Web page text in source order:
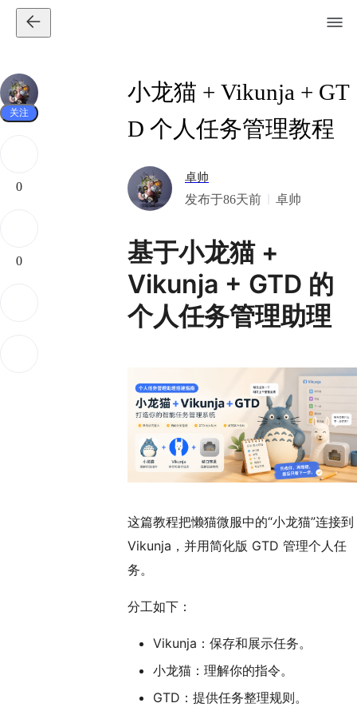
关注
0
0
小龙猫 + Vikunja + GT
D 个人任务管理教程
卓帅
发布于86天前 卓帅
基于小龙猫 +
Vikunja + GTD 的
个人任务管理助理
这篇教程把懒猫微服中的“小龙猫”连接到
Vikunja，并用简化版 GTD 管理个人任
务。
分工如下：
Vikunja：保存和展示任务。
小龙猫：理解你的指令。
GTD：提供任务整理规则。